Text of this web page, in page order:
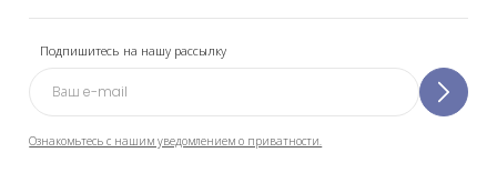
Подпишитесь на нашу рассылку
Ознакомьтесь с нашим уведомлением о приватности.